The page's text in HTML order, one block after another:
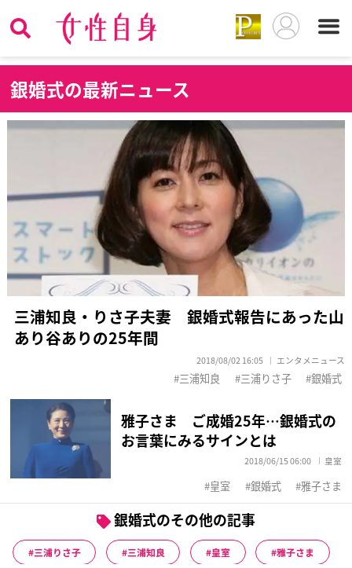
銀婚式の最新ニュース
三浦知良・りさ子夫妻 銀婚式報告にあった山
あり谷ありの25年間
2018/08/02 16:05 エンタメニュース
三浦知良 三浦りさ子 銀婚式
雅子さま ご成婚25年…銀婚式の
お言葉にみるサインとは
2018/06/15 06:00 皇室
皇室 銀婚式 雅子さま
銀婚式のその他の記事
三浦りさ子 三浦知良 皇室 雅子さま